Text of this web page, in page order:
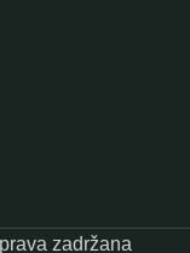
zadržana